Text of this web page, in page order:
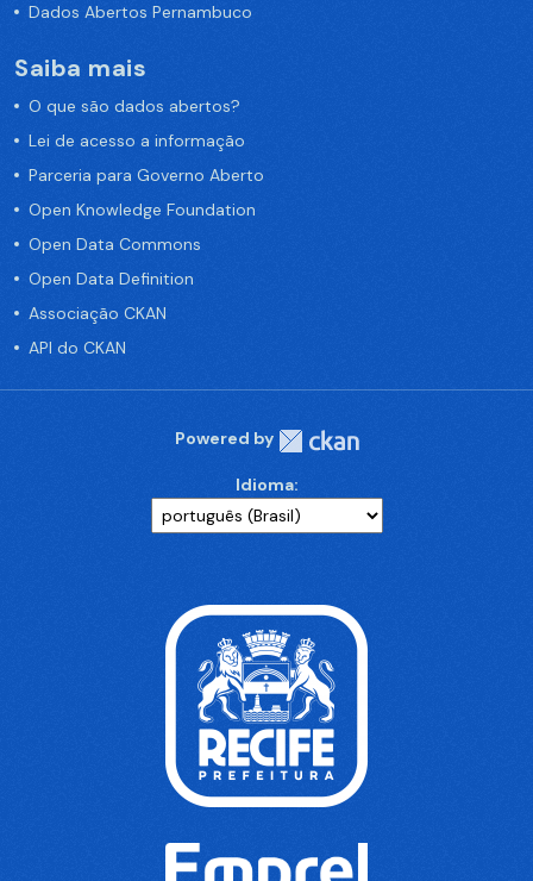
Dados Abertos Pernambuco
Saiba mais
O que são dados abertos?
Lei de acesso a informação
Parceria para Governo Aberto
Open Knowledge Foundation
Open Data Commons
Open Data Definition
Associação CKAN
API do CKAN
Powered by
Idioma